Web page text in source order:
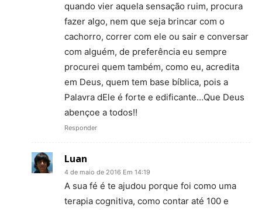
quando vier aquela sensação ruim, procura
fazer algo, nem que seja brincar com o
cachorro, correr com ele ou sair e conversar
com alguém, de preferência eu sempre
procurei quem também, como eu, acredita
em Deus, quem tem base bíblica, pois a
Palavra dEle é forte e edificante…Que Deus
abençoe a todos!!
Responder
Luan
4 de maio de 2016 Em 14:19
A sua fé é te ajudou porque foi como uma
terapia cognitiva, como contar até 100 e